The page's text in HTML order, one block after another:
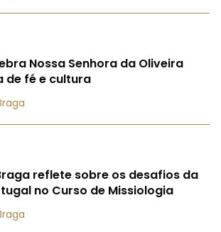
Nossa Senhora da Oliveira
de fé e cultura
reflete sobre os desafios da
no Curso de Missiologia